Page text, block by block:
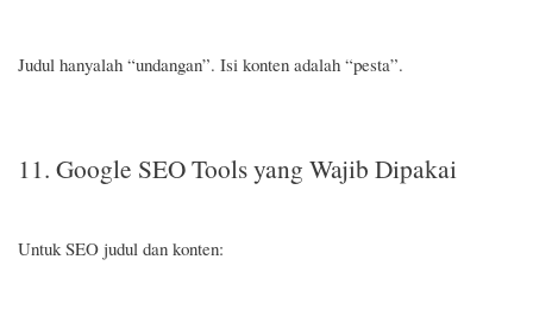
Judul hanyalah “undangan”. Isi konten adalah “pesta”.
11. Google SEO Tools yang Wajib Dipakai
Untuk SEO judul dan konten: